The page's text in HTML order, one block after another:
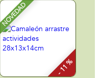
NOVEDAD
- 11 %